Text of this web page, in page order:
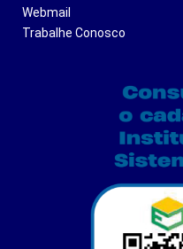
Webmail
Trabalhe Conosco